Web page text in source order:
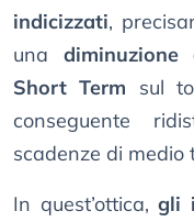
indicizzati,
una
Short Term sul
conseguente
scadenze di medio
In quest’ottica, gli